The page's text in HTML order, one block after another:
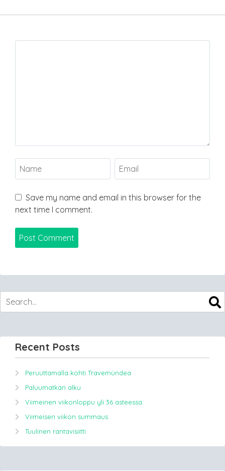
Save my name and email in this browser for the
next time I comment.
Recent Posts
Peruuttamalla kohti Travemündea
Paluumatkan alku
Viimeinen viikonloppu yli 36 asteessa.
Viimeisen viikon summaus
Tuulinen rantavisiitti